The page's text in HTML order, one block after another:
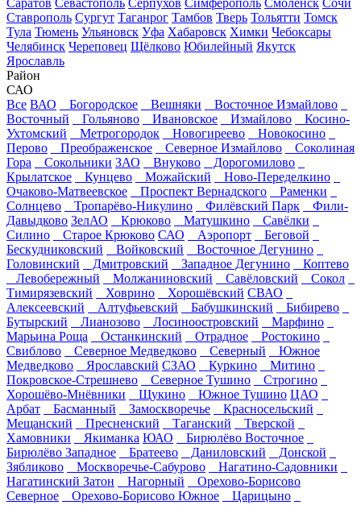
Саратов Севастополь Серпухов Симферополь Смоленск Сочи
Ставрополь Сургут Таганрог Тамбов Тверь Тольятти Томск
Тула Тюмень Ульяновск Уфа Хабаровск Химки Чебоксары
Челябинск Череповец Щёлково Юбилейный Якутск
Ярославль
Район
САО
Все ВАО Богородское Вешняки
Восточное Измайлово
Восточный
Гольяново Ивановское Измайлово
Косино-
Ухтомский
Метрогородок Новогиреево
Новокосино
Перово
Преображенское Северное Измайлово
Соколиная
Гора
Сокольники ЗАО Внуково
Дорогомилово
Крылатское
Кунцево Можайский
Ново-Переделкино
Очаково-Матвеевское
Проспект Вернадского
Раменки
Солнцево
Тропарёво-Никулино Филёвский Парк
Фили-
Давыдково ЗелАО Крюково Матушкино
Савёлки
Силино
Старое Крюково САО Аэропорт
Беговой
Бескудниковский
Войковский
Восточное Дегунино
Головинский
Дмитровский Западное Дегунино
Коптево
Левобережный
Молжаниновский Савёловский
Сокол
Тимирязевский
Ховрино Хорошёвский СВАО
Алексеевский
Алтуфьевский Бабушкинский
Бибирево
Бутырский
Лианозово Лосиноостровский
Марфино
Марьина Роща
Останкинский Отрадное
Ростокино
Свиблово
Северное Медведково Северный
Южное
Медведково
Ярославский СЗАО Куркино
Митино
Покровское-Стрешнево
Северное Тушино
Строгино
Хорошёво-Мнёвники
Щукино Южное Тушино ЦАО
Арбат
Басманный Замоскворечье
Красносельский
Мещанский
Пресненский Таганский
Тверской
Хамовники
Якиманка ЮАО
Бирюлёво Восточное
Бирюлёво Западное
Братеево Даниловский
Донской
Зябликово
Москворечье-Сабурово
Нагатино-Садовники
Нагатинский Затон
Нагорный
Орехово-Борисово
Северное
Орехово-Борисово Южное
Царицыно